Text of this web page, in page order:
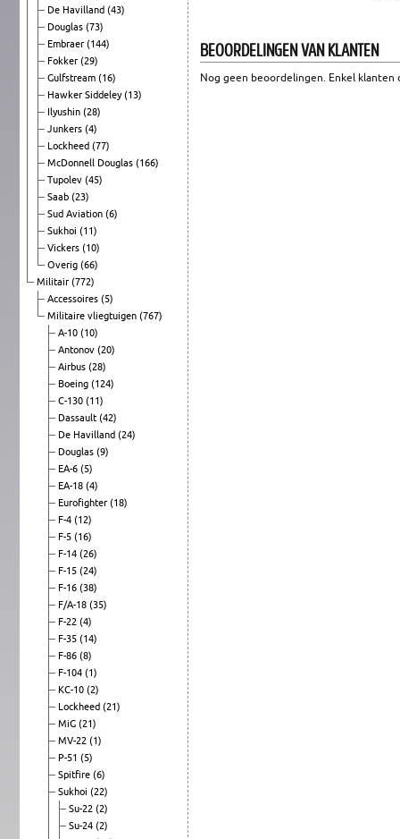
De Havilland (43)
Douglas (73)
Embraer (144)
Fokker (29)
Gulfstream (16)
Hawker Siddeley(13)
Ilyushin (28)
Junkers (4)
Lockheed (77)
McDonnell Douglas (166)
Tupolev (45)
Saab (23)
Sud Aviation (6)
Sukhoi (11)
Vickers (10)
Overig (66)
Militair (772)
Accessoires (5)
Militaire vliegtuigen (767)
A-10 (10)
Antonov (20)
Airbus (28)
Boeing (124)
C-130 (11)
Dassault (42)
De Havilland (24)
Douglas (9)
EA-6 (5)
EA-18 (4)
Eurofighter (18)
F-4 (12)
F-5 (16)
F-14 (26)
F-15 (24)
F-16 (38)
F/A-18 (35)
F-22 (4)
F-35 (14)
F-86 (8)
F-104 (1)
KC-10 (2)
Lockheed (21)
MiG (21)
MV-22 (1)
P-51 (5)
Spitfire (6)
Sukhoi (22)
Su-22 (2)
Su-24 (2)
BEOORDELINGEN VAN KLANTEN
Nog geen beoordelingen. Enkel